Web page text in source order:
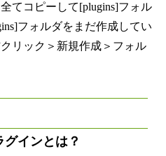
てコピーして[plugins]フォル
フォルダをまだ作成してい
リック＞新規作成＞フォル
インとは？